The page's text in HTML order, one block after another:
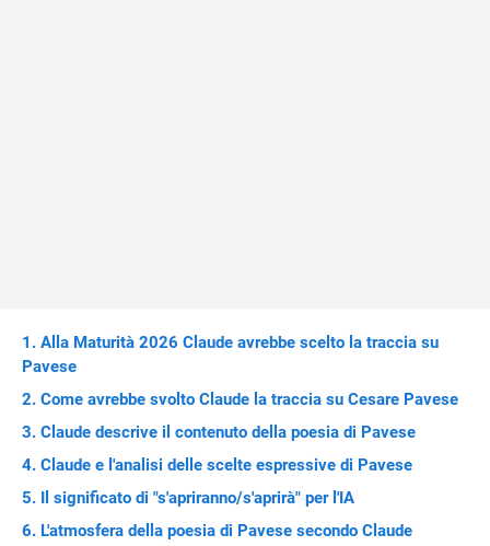
Alla Maturità 2026 Claude avrebbe scelto la traccia su
Pavese
Come avrebbe svolto Claude la traccia su Cesare Pavese
Claude descrive il contenuto della poesia di Pavese
Claude e l'analisi delle scelte espressive di Pavese
Il significato di "s'apriranno/s'aprirà" per l'IA
L'atmosfera della poesia di Pavese secondo Claude